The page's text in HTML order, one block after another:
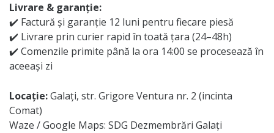
Livrare & garanție:
✔️ Factură și garanție 12 luni pentru fiecare piesă
✔️ Livrare prin curier rapid în toată țara (24–48h)
✔️ Comenzile primite până la ora 14:00 se procesează în
aceeași zi
Locație:Galați, str. Grigore Ventura nr. 2 (incinta
Comat)
Waze / Google Maps: SDG Dezmembrări Galați